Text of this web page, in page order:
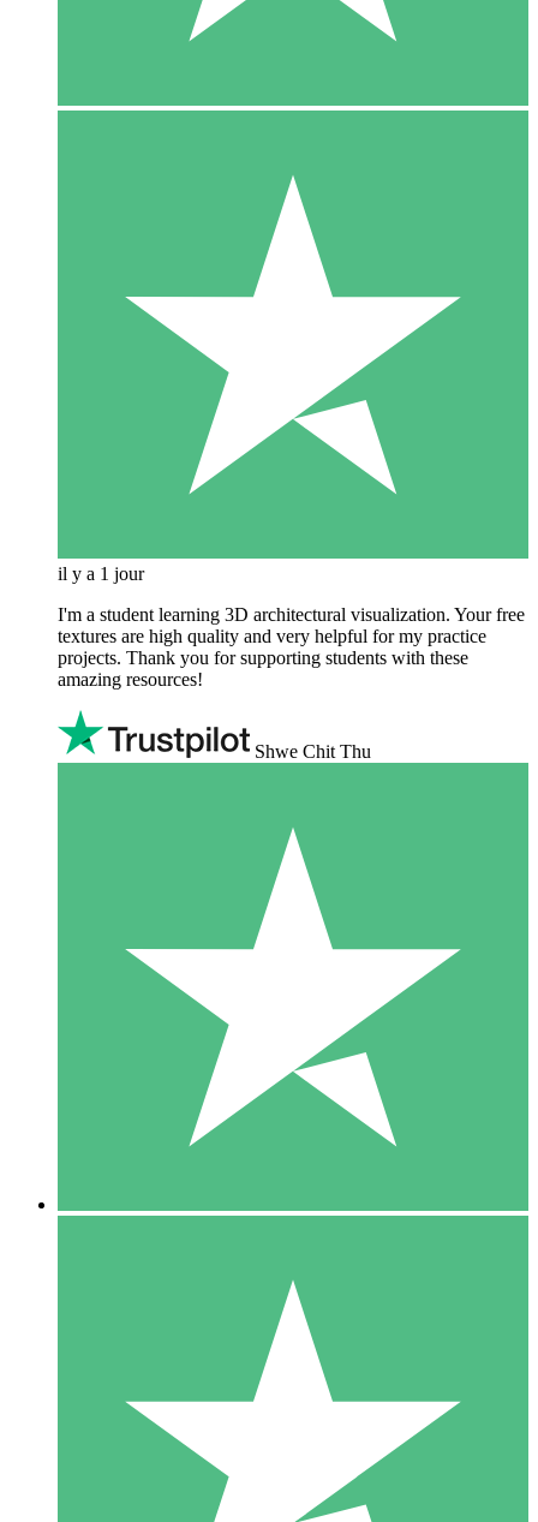
il y a 1 jour
I'm a student learning 3D architectural visualization. Your free
textures are high quality and very helpful for my practice
projects. Thank you for supporting students with these
amazing resources!
Shwe Chit Thu